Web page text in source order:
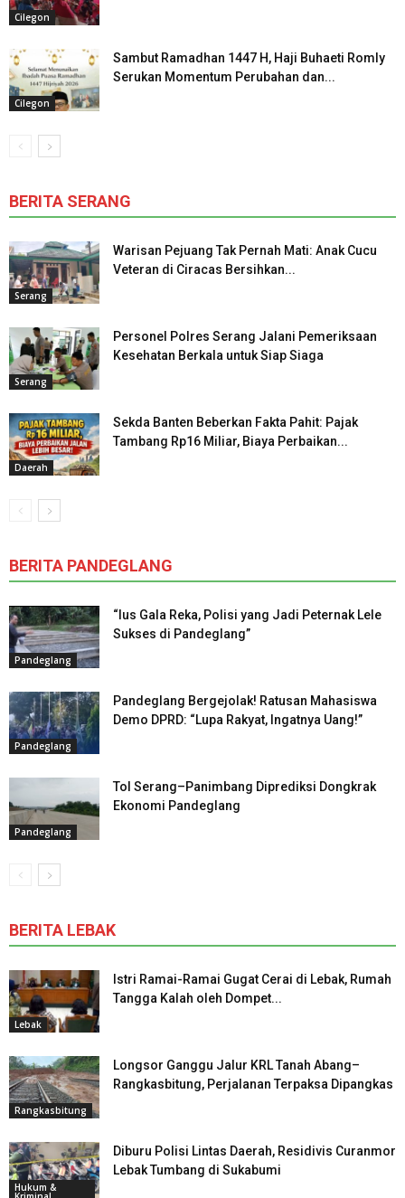
Cilegon
Cilegon
Sambut Ramadhan 1447 H, Haji Buhaeti Romly
Serukan Momentum Perubahan dan...
BERITA SERANG
Serang
Warisan Pejuang Tak Pernah Mati: Anak Cucu
Veteran di Ciracas Bersihkan...
Serang
Personel Polres Serang Jalani Pemeriksaan
Kesehatan Berkala untuk Siap Siaga
Daerah
Sekda Banten Beberkan Fakta Pahit: Pajak
Tambang Rp16 Miliar, Biaya Perbaikan...
BERITA PANDEGLANG
Pandeglang
“Ius Gala Reka, Polisi yang Jadi Peternak Lele
Sukses di Pandeglang”
Pandeglang
Pandeglang Bergejolak! Ratusan Mahasiswa
Demo DPRD: “Lupa Rakyat, Ingatnya Uang!”
Pandeglang
Tol Serang–Panimbang Diprediksi Dongkrak
Ekonomi Pandeglang
BERITA LEBAK
Lebak
Istri Ramai-Ramai Gugat Cerai di Lebak, Rumah
Tangga Kalah oleh Dompet...
Rangkasbitung
Longsor Ganggu Jalur KRL Tanah Abang–
Rangkasbitung, Perjalanan Terpaksa Dipangkas
Hukum &
Diburu Polisi Lintas Daerah, Residivis Curanmor
Lebak Tumbang di Sukabumi